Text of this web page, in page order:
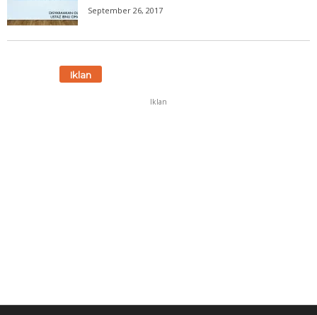
September 26, 2017
Iklan
Iklan